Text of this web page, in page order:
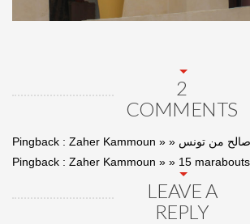
2
COMMENTS
Pingback :
Pingback : Zaher Kammoun » » 15
LEAVE A
REPLY